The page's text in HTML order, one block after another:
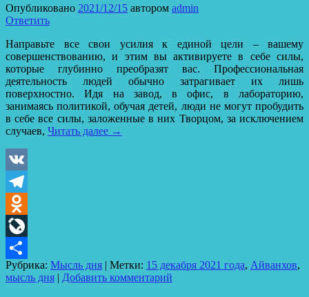
Опубликовано 2021/12/15 автором admin
Ответить
Направьте все свои усилия к единой цели – вашему
совершенствованию, и этим вы активируете в себе силы,
которые глубинно преобразят вас. Профессиональная
деятельность людей обычно затрагивает их лишь
поверхностно. Идя на завод, в офис, в лабораторию,
занимаясь политикой, обучая детей, люди не могут пробудить
в себе все силы, заложенные в них Творцом, за исключением
случаев, Читать далее →
VK
Telegram
Odnoklassniki
LiveJournal
Отправить
Рубрика: Мысль дня | Метки: 15 декабря 2021 года, Айванхов,
мысль дня | Добавить комментарий